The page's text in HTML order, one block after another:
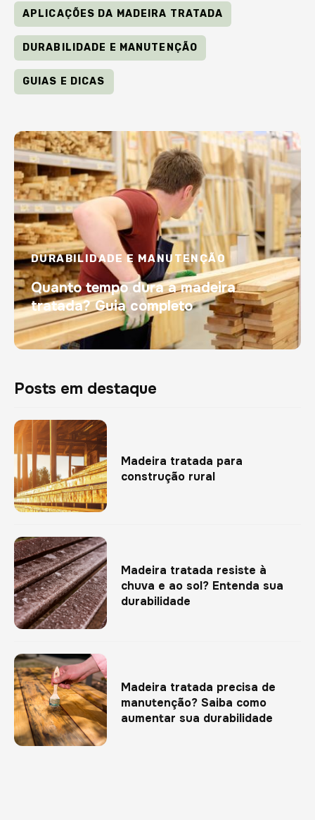
APLICAÇÕES DA MADEIRA TRATADA
DURABILIDADE E MANUTENÇÃO
GUIAS E DICAS
DURABILIDADE E MANUTENÇÃO
Quanto tempo dura a madeira
tratada? Guia completo
Posts em destaque
Madeira tratada para
construção rural
Madeira tratada resiste à
chuva e ao sol? Entenda sua
durabilidade
Madeira tratada precisa de
manutenção? Saiba como
aumentar sua durabilidade